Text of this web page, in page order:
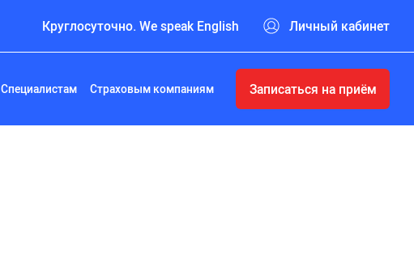
Круглосуточно. We speak English Личный кабинет
Специалистам Страховым компаниям Записаться на приём